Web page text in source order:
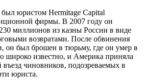
юристом Hermitage Capital
фирмы. В 2007 году он
миллионов из казны России в виде
возвратами. После обвинения
он был брошен в тюрьму, где он умер в
широко известно, и Америка приняла
чиновников, подозреваемых в
юриста.